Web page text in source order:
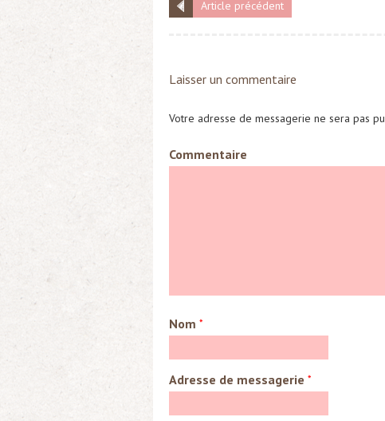
Article précédent
Laisser un commentaire
Votre adresse de messagerie ne sera pas
Commentaire
Nom *
Adresse de messagerie *